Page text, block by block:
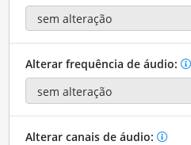
Alterar frequência de áudio:
Alterar canais de áudio: